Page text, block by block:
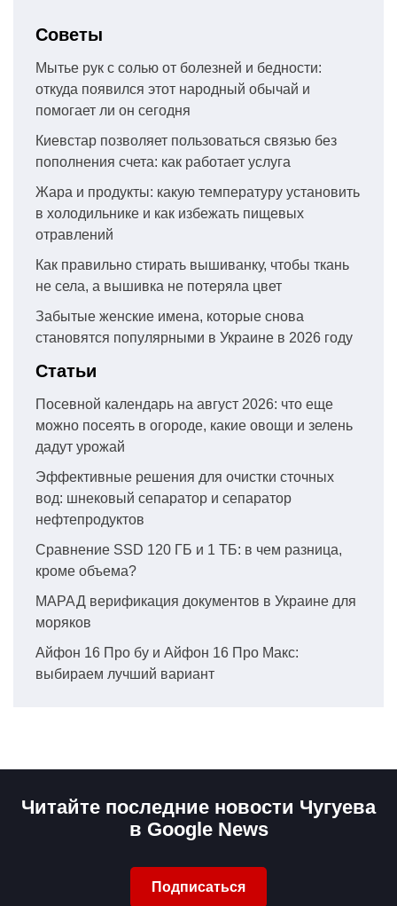
Советы
Мытье рук с солью от болезней и бедности:
откуда появился этот народный обычай и
помогает ли он сегодня
Киевстар позволяет пользоваться связью без
пополнения счета: как работает услуга
Жара и продукты: какую температуру установить
в холодильнике и как избежать пищевых
отравлений
Как правильно стирать вышиванку, чтобы ткань
не села, а вышивка не потеряла цвет
Забытые женские имена, которые снова
становятся популярными в Украине в 2026 году
Статьи
Посевной календарь на август 2026: что еще
можно посеять в огороде, какие овощи и зелень
дадут урожай
Эффективные решения для очистки сточных
вод: шнековый сепаратор и сепаратор
нефтепродуктов
Сравнение SSD 120 ГБ и 1 ТБ: в чем разница,
кроме объема?
МАРАД верификация документов в Украине для
моряков
Айфон 16 Про бу и Айфон 16 Про Макс:
выбираем лучший вариант
Читайте последние новости Чугуева
в Google News
Подписаться